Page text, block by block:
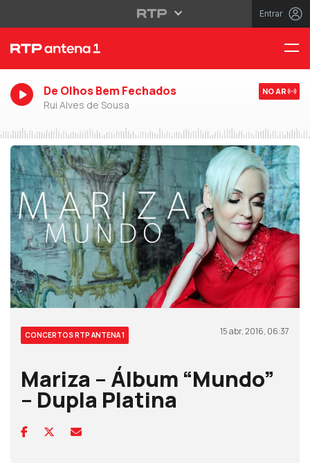
Entrar
De Olhos Bem Fechados
Rui Alves de Sousa
NO AR
CONCERTOS RTP ANTENA 1 15 abr, 2016, 06:37
Mariza – Álbum “Mundo”
– Dupla Platina